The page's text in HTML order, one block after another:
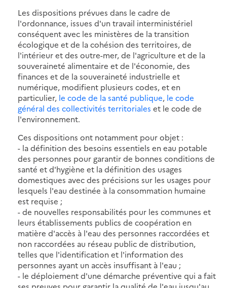
Les dispositions prévues dans le cadre de
l'ordonnance, issues d'un travail interministériel
conséquent avec les ministères de la transition
écologique et de la cohésion des territoires, de
l'intérieur et des outre-mer, de l'agriculture et de la
souveraineté alimentaire et de l'économie, des
finances et de la souveraineté industrielle et
numérique, modifient plusieurs codes, et en
particulier, le code de la santé publique, le code
général des collectivités territoriales et le code de
l'environnement.
Ces dispositions ont notamment pour objet :
- la définition des besoins essentiels en eau potable
des personnes pour garantir de bonnes conditions de
santé et d'hygiène et la définition des usages
domestiques avec des précisions sur les usages pour
lesquels l'eau destinée à la consommation humaine
est requise ;
- de nouvelles responsabilités pour les communes et
leurs établissements publics de coopération en
matière d'accès à l'eau des personnes raccordées et
non raccordées au réseau public de distribution,
telles que l'identification et l'information des
personnes ayant un accès insuffisant à l'eau ;
- le déploiement d'une démarche préventive qui a fait